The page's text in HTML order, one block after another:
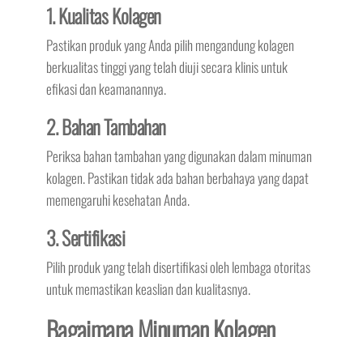
1. Kualitas Kolagen
Pastikan produk yang Anda pilih mengandung kolagen
berkualitas tinggi yang telah diuji secara klinis untuk
efikasi dan keamanannya.
2. Bahan Tambahan
Periksa bahan tambahan yang digunakan dalam minuman
kolagen. Pastikan tidak ada bahan berbahaya yang dapat
memengaruhi kesehatan Anda.
3. Sertifikasi
Pilih produk yang telah disertifikasi oleh lembaga otoritas
untuk memastikan keaslian dan kualitasnya.
Bagaimana Minuman Kolagen